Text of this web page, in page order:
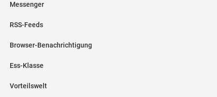
Messenger
RSS-Feeds
Browser-Benachrichtigung
Ess-Klasse
Vorteilswelt